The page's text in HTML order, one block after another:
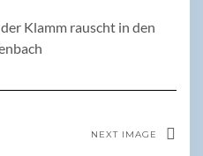
Klamm rauscht in den
NEXT IMAGE